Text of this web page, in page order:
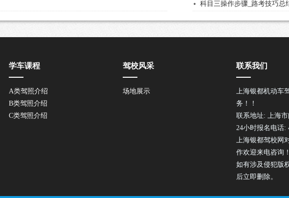
科目三操作步骤_路考技巧总
学车课程
A类驾照介绍
B类驾照介绍
C类驾照介绍
驾校风采
场地展示
联系我们
上海银都机动车
务！！
联系地址: 上海
24小时报名电话:
上海银都驾校网
作欢迎来电咨询
如有涉及侵犯版
后立即删除。